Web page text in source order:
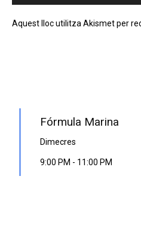
Aquest lloc utilitza Akismet per
Fórmula Marina
Dimecres
9:00 PM - 11:00 PM